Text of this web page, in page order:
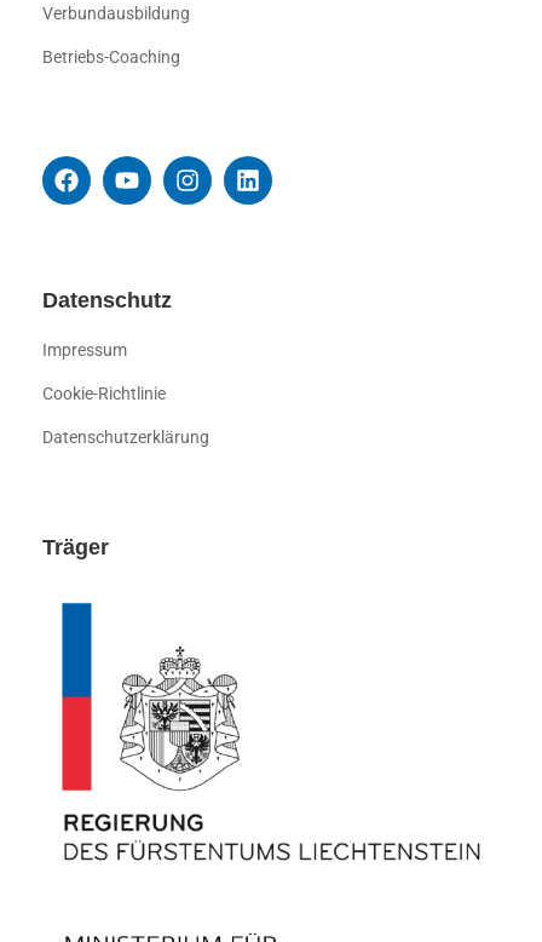
Verbundausbildung
Betriebs-Coaching
Datenschutz
Impressum
Cookie-Richtlinie
Datenschutzerklärung
Träger